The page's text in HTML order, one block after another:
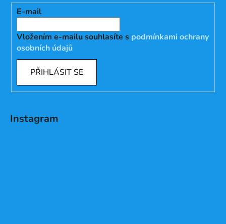
E-mail
Vložením e-mailu souhlasíte s podmínkami ochrany
osobních údajů
PŘIHLÁSIT SE
Instagram